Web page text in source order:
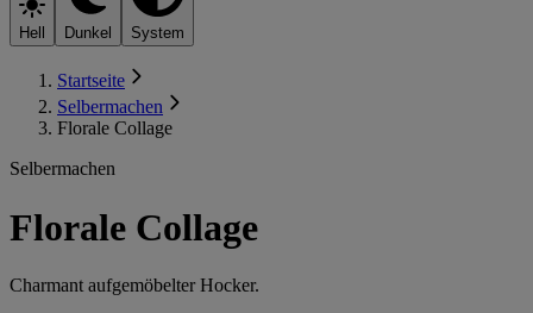
Hell Dunkel System
Startseite
Selbermachen
Florale Collage
Selbermachen
Florale Collage
Charmant aufgemöbelter Hocker.